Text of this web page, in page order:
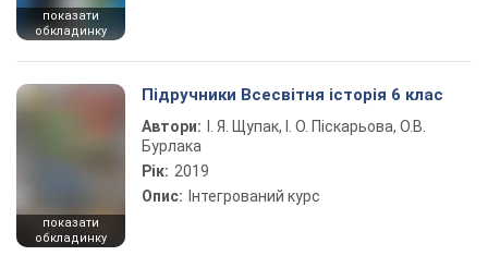
показати
обкладинку
показати
обкладинку
Підручники Всесвітня історія 6 клас
Автори:
І. Я. Щупак, І. О. Піскарьова, О.В.
Бурлака
Рік: 2019
Опис: Інтегрований курс